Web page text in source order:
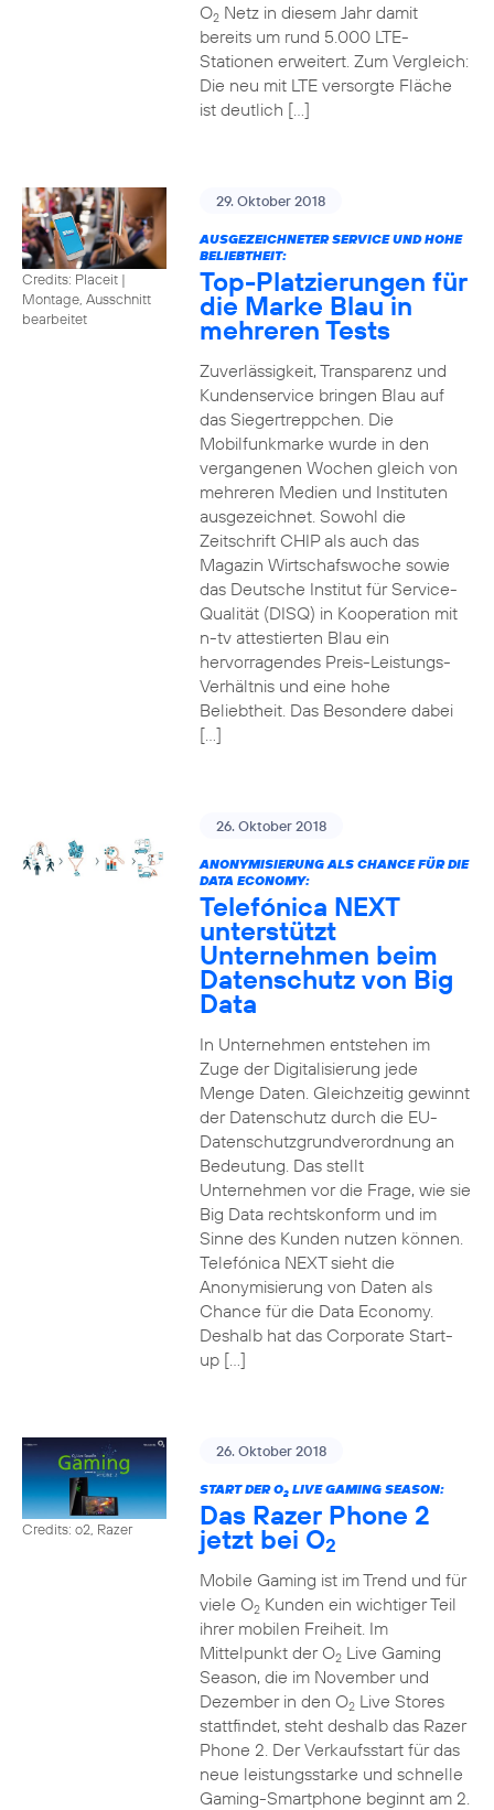
O2Netz in diesem Jahr damit
bereits um rund 5.000 LTE-
Stationen erweitert. Zum Vergleich:
Die neu mit LTE versorgte Fläche
ist deutlich […]
Credits: Placeit |
Montage, Ausschnitt
bearbeitet
29. Oktober 2018
AUSGEZEICHNETER SERVICE UND HOHE
BELIEBTHEIT:
Top-Platzierungen für
die Marke Blau in
mehreren Tests
Zuverlässigkeit, Transparenz und
Kundenservice bringen Blau auf
das Siegertreppchen. Die
Mobilfunkmarke wurde in den
vergangenen Wochen gleich von
mehreren Medien und Instituten
ausgezeichnet. Sowohl die
Zeitschrift CHIP als auch das
Magazin Wirtschafswoche sowie
das Deutsche Institut für Service-
Qualität (DISQ) in Kooperation mit
n-tv attestierten Blau ein
hervorragendes Preis-Leistungs-
Verhältnis und eine hohe
Beliebtheit. Das Besondere dabei
[…]
26. Oktober 2018
ANONYMISIERUNG ALS CHANCE FÜR DIE
DATA ECONOMY:
Telefónica NEXT
unterstützt
Unternehmen beim
Datenschutz von Big
Data
In Unternehmen entstehen im
Zuge der Digitalisierung jede
Menge Daten. Gleichzeitig gewinnt
der Datenschutz durch die EU-
Datenschutzgrundverordnung an
Bedeutung. Das stellt
Unternehmen vor die Frage, wie sie
Big Data rechtskonform und im
Sinne des Kunden nutzen können.
Telefónica NEXT sieht die
Anonymisierung von Daten als
Chance für die Data Economy.
Deshalb hat das Corporate Start-
up […]
Credits: o2, Razer
26. Oktober 2018
START DER O2LIVE GAMING SEASON:
Das Razer Phone 2
jetzt bei O2
Mobile Gaming ist im Trend und für
viele O2Kunden ein wichtiger Teil
ihrer mobilen Freiheit. Im
Mittelpunkt der O2Live Gaming
Season, die im November und
Dezember in den O2Live Stores
stattfindet, steht deshalb das Razer
Phone 2. Der Verkaufsstart für das
neue leistungsstarke und schnelle
Gaming-Smartphone beginnt am 2.